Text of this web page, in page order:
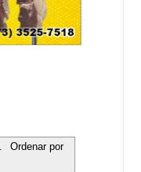
Ordenar por